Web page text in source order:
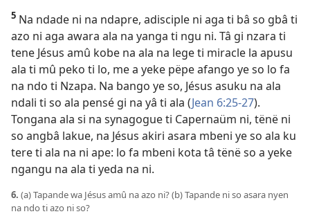
5 Na ndade ni na ndapre, adisciple ni aga ti bâ so gbâ ti
azo ni aga awara ala na yanga ti ngu ni. Tâ gi nzara ti
tene Jésus amû kobe na ala na lege ti miracle la apusu
ala ti mû peko ti lo, me a yeke pëpe afango ye so lo fa
na ndo ti Nzapa. Na bango ye so, Jésus asuku na ala
ndali ti so ala pensé gi na yâ ti ala (Jean 6:25-27).
Tongana ala si na synagogue ti Capernaüm ni, tënë ni
so angbâ lakue, na Jésus akiri asara mbeni ye so ala ku
tere ti ala na ni ape: lo fa mbeni kota tâ tënë so a yeke
ngangu na ala ti yeda na ni.
6. (a) Tapande wa Jésus amû na azo ni? (b) Tapande ni so asara nyen
na ndo ti azo ni so?